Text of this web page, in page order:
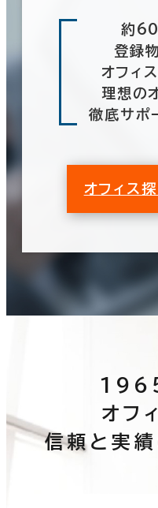
約
登録
オフィ
理想の
徹底サポ
オフィス
1965
オフ
信頼と実績